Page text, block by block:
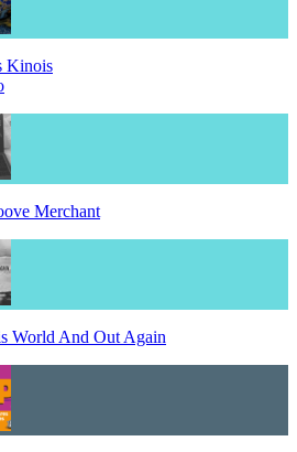
Kinois
Merchant
World And Out Again